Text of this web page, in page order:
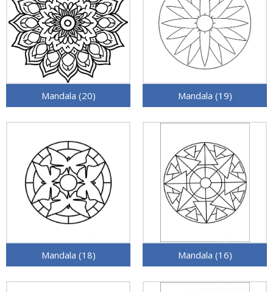
Mandala (20) Mandala (19)
Mandala (18) Mandala (16)